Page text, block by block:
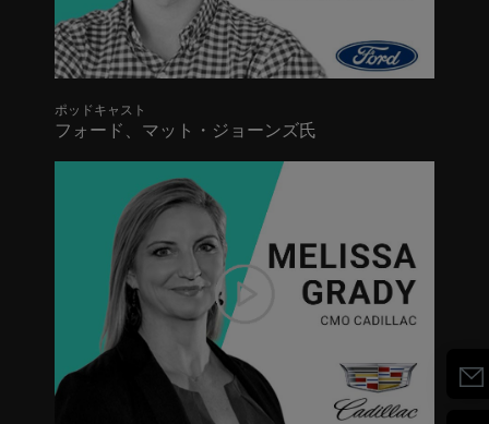
ポッドキャスト
フォード、マット・ジョーンズ氏